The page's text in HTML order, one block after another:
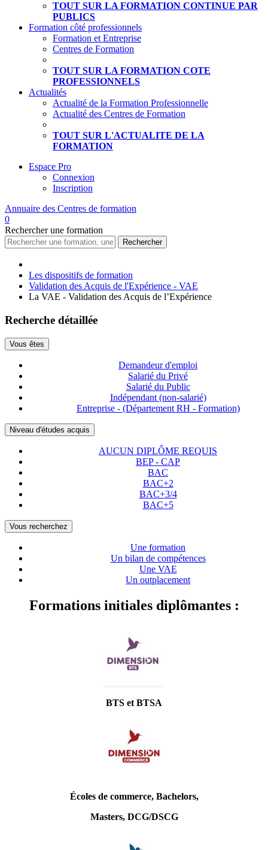
TOUT SUR LA FORMATION CONTINUE PAR
PUBLICS
Formation côté professionnels
Formation et Entreprise
Centres de Formation
TOUT SUR LA FORMATION COTE
PROFESSIONNELS
Actualités
Actualité de la Formation Professionnelle
Actualité des Centres de Formation
TOUT SUR L'ACTUALITE DE LA
FORMATION
Espace Pro
Connexion
Inscription
Annuaire des Centres de formation
0
Rechercherune formation
Rechercher
Les dispositifs de formation
Validation des Acquis de l'Expérience - VAE
La VAE - Validation des Acquis de l’Expérience
Recherche détaillée
Vous êtes
Demandeur d'emploi
Salarié du Privé
Salarié du Public
Indépendant (non-salarié)
Entreprise - (Département RH - Formation)
Niveau d'études acquis
AUCUN DIPLÔME REQUIS
BEP - CAP
BAC
BAC+2
BAC+3/4
BAC+5
Vous recherchez
Une formation
Un bilan de compétences
Une VAE
Un outplacement
Formations initiales diplômantes :
BTS et BTSA
Écoles de commerce, Bachelors,
Masters, DCG/DSCG